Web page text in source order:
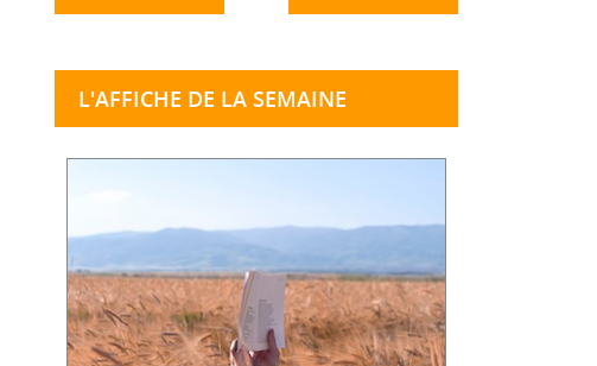
L'AFFICHE DE LA SEMAINE